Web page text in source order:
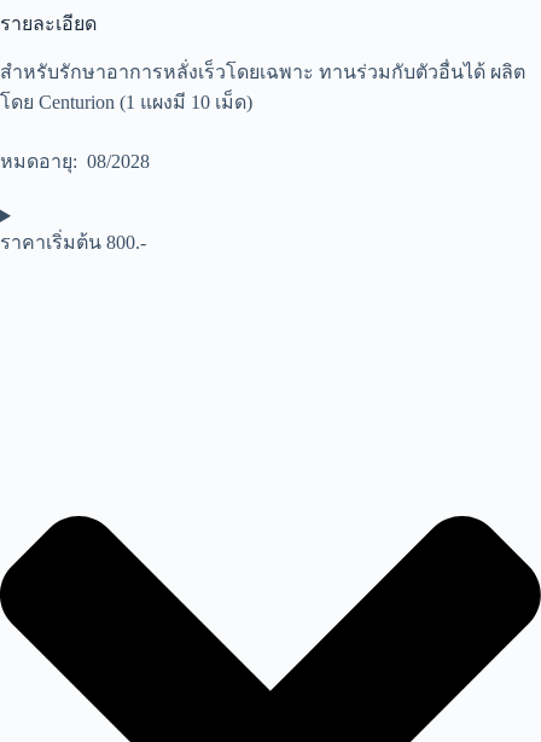
รายละเอียด
สำหรับรักษาอาการหลั่งเร็วโดยเฉพาะ ทานร่วมกับตัวอื่นได้ ผลิต
โดย Centurion (1 แผงมี 10 เม็ด)
หมดอายุ: 08/2028
ราคาเริ่มต้น 800.-